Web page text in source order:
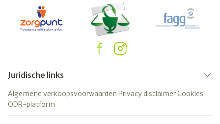
Juridische links
Algemene verkoopsvoorwaarden Privacy disclaimerCookies
ODR-platform